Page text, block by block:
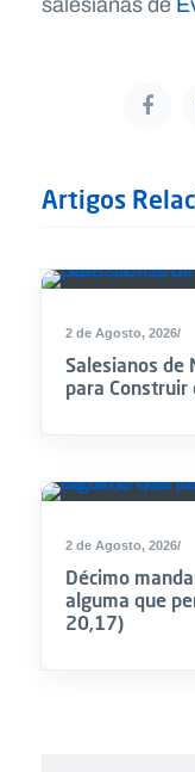
Artigos
2 de Agosto, 2026
Salesianos de
para Construir
2 de Agosto, 2026
Décimo
alguma que
20,17)